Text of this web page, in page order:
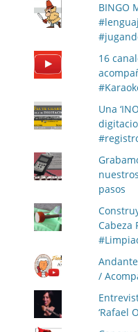
BINGO
16
Una
pasos
Cabeza
/
‘Rafael